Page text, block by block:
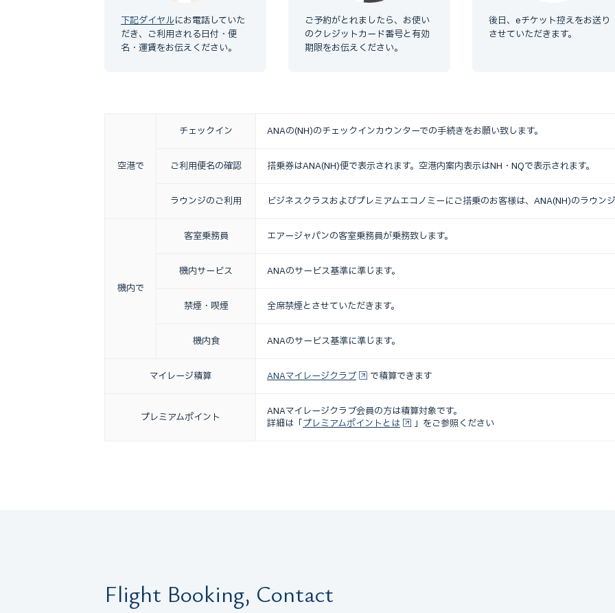
下記ダイヤルにお電話していた
だき、ご利用される日付・便
名・運賃をお伝えください。
ご予約がとれましたら、お使い
のクレジットカード番号と有効
期限をお伝えください。
後日、eチケット控えをお送り
させていただきます。
空港で
チェックイン ANAの(NH)のチェックインカウンターでの手続きをお願い致します。
ご利用便名の確認 搭乗券はANA(NH)便で表示されます。空港内案内表示はNH・NQで表示されます。
ラウンジのご利用 ビジネスクラスおよびプレミアムエコノミーにご搭乗のお客様は、ANA(NH)のラウン
機内で
客室乗務員 エアージャパンの客室乗務員が乗務致します。
機内サービス ANAのサービス基準に準じます。
禁煙・喫煙 全席禁煙とさせていただきます。
機内食 ANAのサービス基準に準じます。
マイレージ積算 ANAマイレージクラブ で積算できます
プレミアムポイント
ANAマイレージクラブ会員の方は積算対象です。
詳細は「プレミアムポイントとは 」をご参照ください
Flight Booking, Contact